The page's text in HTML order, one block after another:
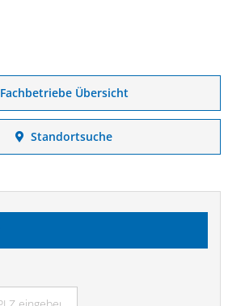
Fachbetriebe Übersicht
Standortsuche